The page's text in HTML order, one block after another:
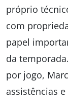
próprio
com
papel
da
por jogo,
assistências